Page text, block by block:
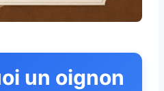
un oignon